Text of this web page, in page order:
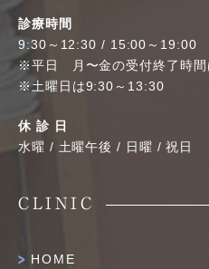
診療時間
9:30～12:30 / 15:00～19:00
※平日 月〜金の受付終了時間
※土曜日は9:30～13:30
休 診 日
水曜 / 土曜午後 / 日曜 / 祝日
CLINIC
HOME